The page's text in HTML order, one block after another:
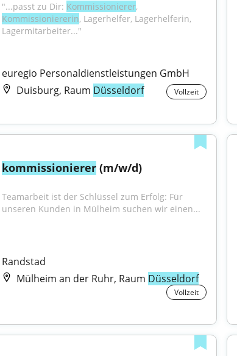
"...passt zu Dir: Kommissionierer
Kommissioniererin, Lagerhelfer, Lagerhelferin,
Lagermitarbeiter..."
euregio Personaldienstleistungen GmbH
Duisburg, Raum Düsseldorf Vollzeit
kommissionierer (m/w/d)
Teamarbeit ist der Schlüssel zum Erfolg: Für
unseren Kunden in Mülheim suchen wir einen...
Randstad
Mülheim an der Ruhr, Raum Düsseldorf
Vollzeit